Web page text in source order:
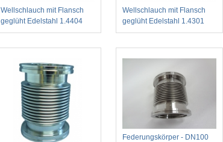
Wellschlauch mit Flansch
geglüht Edelstahl 1.4404
Wellschlauch mit Flansch
geglüht Edelstahl 1.4301
Federungskörper - DN100